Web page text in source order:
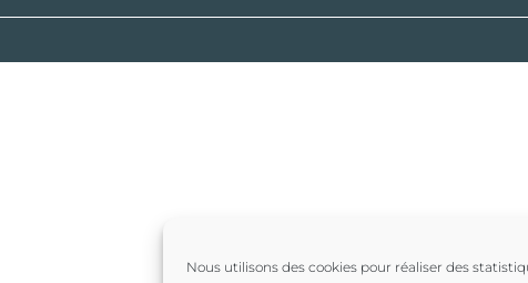
Nous utilisons des cookies pour réaliser des